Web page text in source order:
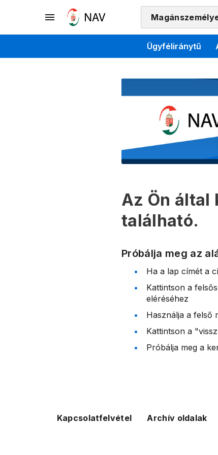
Ügyféliránytű
Az Ön által
található.
Próbálja meg az
Ha a lap címét a
Kattintson a
eléréséhez
Használja a felső
Kattintson a
Próbálja meg a
Kapcsolatfelvétel Archív oldalak